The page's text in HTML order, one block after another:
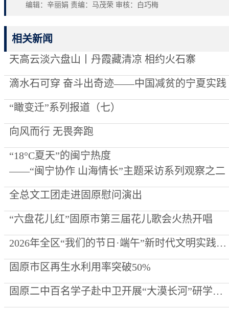
编辑：辛丽娟 责编：马茂荣 审核：白巧梅
相关新闻
天高云淡六盘山丨丹霞藏清凉 相约火石寨
滴水石可穿 奋斗出奇迹——中国减贫的宁夏实践
“瞰变迁”系列报道（七）
向风而行 无畏奔跑
“18°C夏天”的闽宁热度
——“闽宁协作 山海情长”主题采访系列观察之二
全总文工团走进固原慰问演出
“六盘花儿红”固原市第三届花儿歌会火热开唱
2026年全区“我们的节日·端午”新时代文明实践集中示范活动在启幕
固原市区再生水利用率突破50%
固原二中百名学子赴中卫开展“大漠长河”研学实践